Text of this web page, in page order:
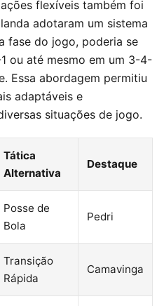
flexíveis também foi
adotaram um sistema
fase do jogo, poderia se
ou até mesmo em um 3-4-
Essa abordagem permitiu
adaptáveis e
situações de jogo.
Tática
Alternativa
Destaque
Posse de
Bola
Pedri
Transição
Rápida
Camavinga